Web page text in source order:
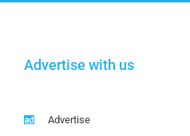
Advertise with us
Advertise